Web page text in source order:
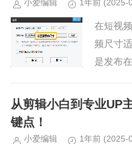
小爱编辑 1年前 (2025-
在短视
频尺寸
是发布
频往往
从剪辑小白到专业UP
键点！
小爱编辑 1年前 (2025-